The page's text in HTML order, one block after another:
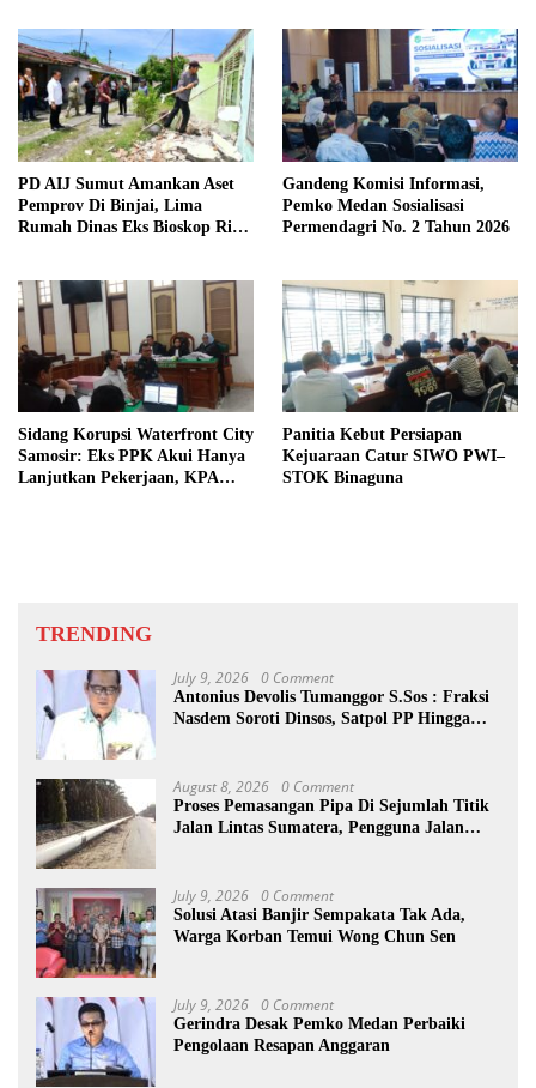
PD AIJ Sumut Amankan Aset
Pemprov Di Binjai, Lima
Rumah Dinas Eks Bioskop Ria
Gandeng Komisi Informasi,
Pemko Medan Sosialisasi
Permendagri No. 2 Tahun 2026
Sidang Korupsi Waterfront City
Samosir: Eks PPK Akui Hanya
Lanjutkan Pekerjaan, KPA
Panitia Kebut Persiapan
Kejuaraan Catur SIWO PWI–
STOK Binaguna
TRENDING
July 9, 2026 0 Comment
Antonius Devolis Tumanggor S.Sos : Fraksi
Nasdem Soroti Dinsos, Satpol PP Hingga
August 8, 2026 0 Comment
Proses Pemasangan Pipa Di Sejumlah Titik
Jalan Lintas Sumatera, Pengguna Jalan
July 9, 2026 0 Comment
Solusi Atasi Banjir Sempakata Tak Ada,
Warga Korban Temui Wong Chun Sen
July 9, 2026 0 Comment
Gerindra Desak Pemko Medan Perbaiki
Pengolaan Resapan Anggaran